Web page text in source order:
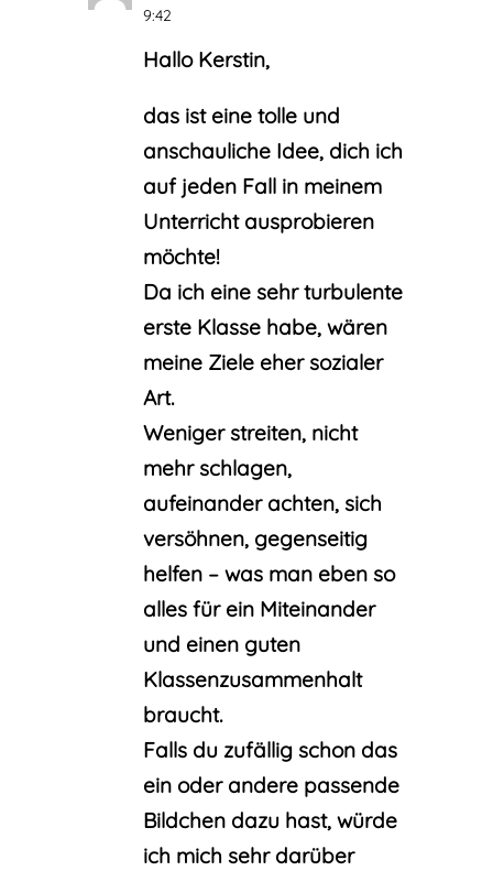
9:42
Hallo Kerstin,
das ist eine tolle und
anschauliche Idee, dich ich
auf jeden Fall in meinem
Unterricht ausprobieren
möchte!
Da ich eine sehr turbulente
erste Klasse habe, wären
meine Ziele eher sozialer
Art.
Weniger streiten, nicht
mehr schlagen,
aufeinander achten, sich
versöhnen, gegenseitig
helfen – was man eben so
alles für ein Miteinander
und einen guten
Klassenzusammenhalt
braucht.
Falls du zufällig schon das
ein oder andere passende
Bildchen dazu hast, würde
ich mich sehr darüber